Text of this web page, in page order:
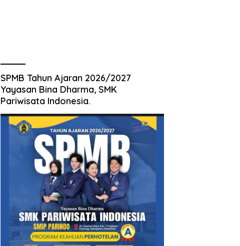
SPMB Tahun Ajaran 2026/2027
Yayasan Bina Dharma, SMK
Pariwisata Indonesia.